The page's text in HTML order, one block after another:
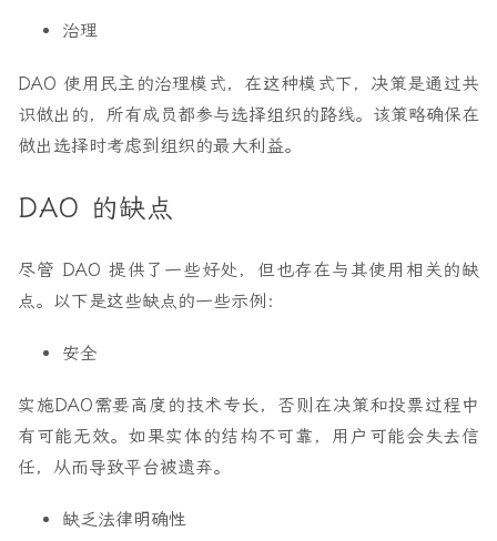
治理
DAO 使用民主的治理模式，在这种模式下，决策是通过共
识做出的，所有成员都参与选择组织的路线。该策略确保在
做出选择时考虑到组织的最大利益。
DAO 的缺点
尽管 DAO 提供了一些好处，但也存在与其使用相关的缺
点。以下是这些缺点的一些示例：
安全
实施DAO需要高度的技术专长，否则在决策和投票过程中
有可能无效。如果实体的结构不可靠，用户可能会失去信
任，从而导致平台被遗弃。
缺乏法律明确性